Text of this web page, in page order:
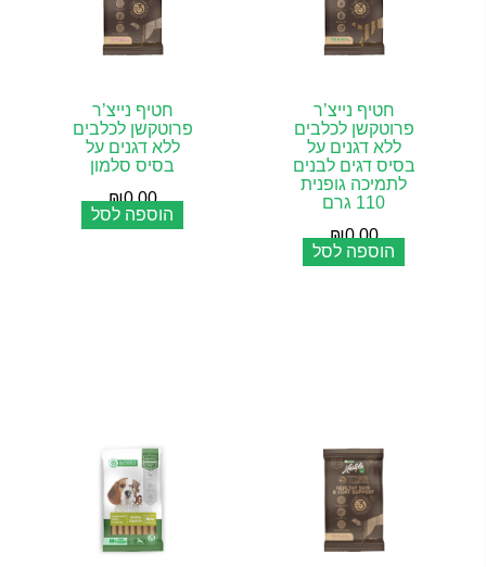
חטיף נייצ’ר
פרוטקשן לכלבים
ללא דגנים על
בסיס דגים לבנים
לתמיכה גופנית
110 גרם
₪0.00
הוספה לסל
חטיף נייצ’ר
פרוטקשן לכלבים
ללא דגנים על
בסיס סלמון
₪0.00
הוספה לסל